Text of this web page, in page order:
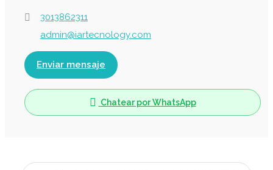
3013862311
admin@iartecnology.com
Enviar mensaje
Chatear por WhatsApp